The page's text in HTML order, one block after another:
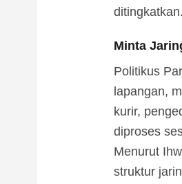
ditingkatkan.
Minta
Politikus
lapangan,
kurir,
diproses
Menurut
struktur